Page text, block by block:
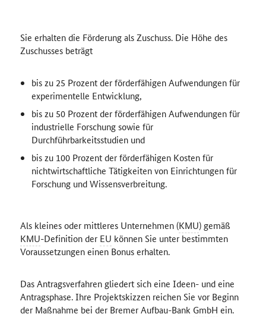
Sie erhalten die Förderung als Zuschuss. Die Höhe des
Zuschusses beträgt
bis zu 25 Prozent der förderfähigen Aufwendungen für
experimentelle Entwicklung,
bis zu 50 Prozent der förderfähigen Aufwendungen für
industrielle Forschung sowie für
Durchführbarkeitsstudien und
bis zu 100 Prozent der förderfähigen Kosten für
nichtwirtschaftliche Tätigkeiten von Einrichtungen für
Forschung und Wissensverbreitung.
Als kleines oder mittleres Unternehmen (KMU) gemäß
KMU-Definition der EU können Sie unter bestimmten
Voraussetzungen einen Bonus erhalten.
Das Antragsverfahren gliedert sich eine Ideen- und eine
Antragsphase. Ihre Projektskizzen reichen Sie vor Beginn
der Maßnahme bei der Bremer Aufbau-Bank GmbH ein.